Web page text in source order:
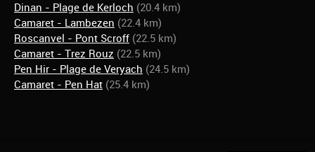
Dinan - Plage de Kerloch (20.4 km)
Camaret - Lambezen (22.4 km)
Roscanvel - Pont Scroff (22.5 km)
Camaret - Trez Rouz (22.5 km)
Pen Hir - Plage de Veryach (24.5 km)
Camaret - Pen Hat (25.4 km)